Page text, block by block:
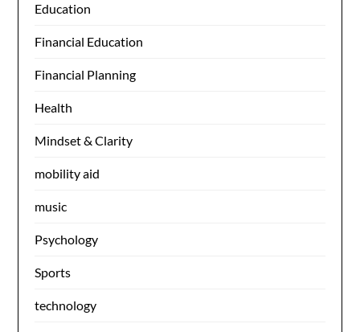
Education
Financial Education
Financial Planning
Health
Mindset & Clarity
mobility aid
music
Psychology
Sports
technology